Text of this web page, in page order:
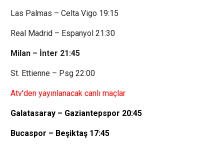
Las Palmas – Celta Vigo 19:15
Real Madrid – Espanyol 21:30
Milan – İnter 21:45
St. Ettienne – Psg 22:00
Atv'den yayınlanacak canlı maçlar
Galatasaray – Gaziantepspor 20:45
Bucaspor – Beşiktaş 17:45